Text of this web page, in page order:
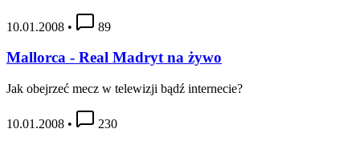
10.01.2008 • 89
Mallorca - Real Madryt na żywo
Jak obejrzeć mecz w telewizji bądź internecie?
10.01.2008 • 230